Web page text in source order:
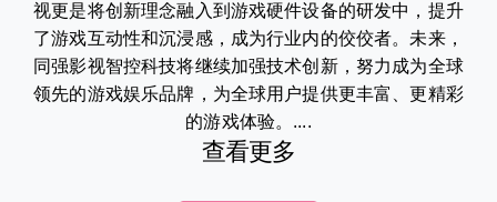
视更是将创新理念融入到游戏硬件设备的研发中，提升
了游戏互动性和沉浸感，成为行业内的佼佼者。未来，
同强影视智控科技将继续加强技术创新，努力成为全球
领先的游戏娱乐品牌，为全球用户提供更丰富、更精彩
的游戏体验。....
查看更多